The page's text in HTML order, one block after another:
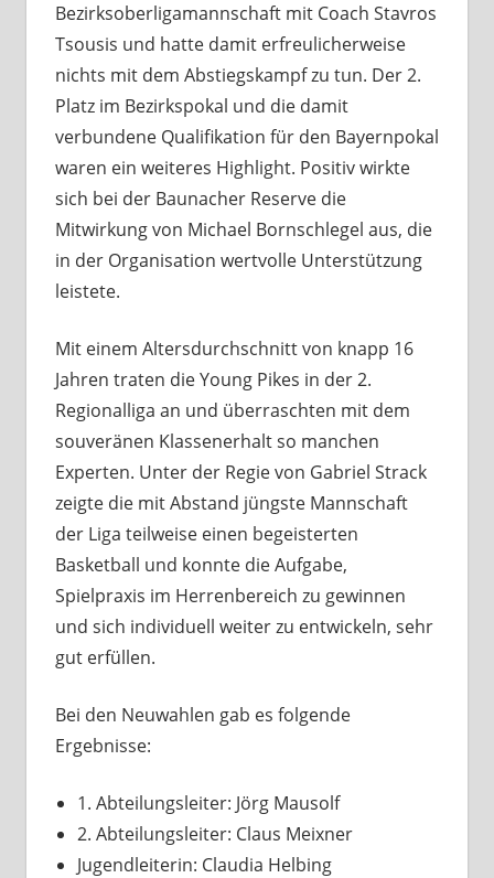
Bezirksoberligamannschaft mit Coach Stavros
Tsousis und hatte damit erfreulicherweise
nichts mit dem Abstiegskampf zu tun. Der 2.
Platz im Bezirkspokal und die damit
verbundene Qualifikation für den Bayernpokal
waren ein weiteres Highlight. Positiv wirkte
sich bei der Baunacher Reserve die
Mitwirkung von Michael Bornschlegel aus, die
in der Organisation wertvolle Unterstützung
leistete.
Mit einem Altersdurchschnitt von knapp 16
Jahren traten die Young Pikes in der 2.
Regionalliga an und überraschten mit dem
souveränen Klassenerhalt so manchen
Experten. Unter der Regie von Gabriel Strack
zeigte die mit Abstand jüngste Mannschaft
der Liga teilweise einen begeisterten
Basketball und konnte die Aufgabe,
Spielpraxis im Herrenbereich zu gewinnen
und sich individuell weiter zu entwickeln, sehr
gut erfüllen.
Bei den Neuwahlen gab es folgende
Ergebnisse:
1. Abteilungsleiter: Jörg Mausolf
2. Abteilungsleiter: Claus Meixner
Jugendleiterin: Claudia Helbing